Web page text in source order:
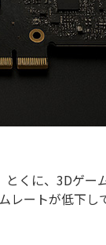
くに、3Dゲ
ートが低下